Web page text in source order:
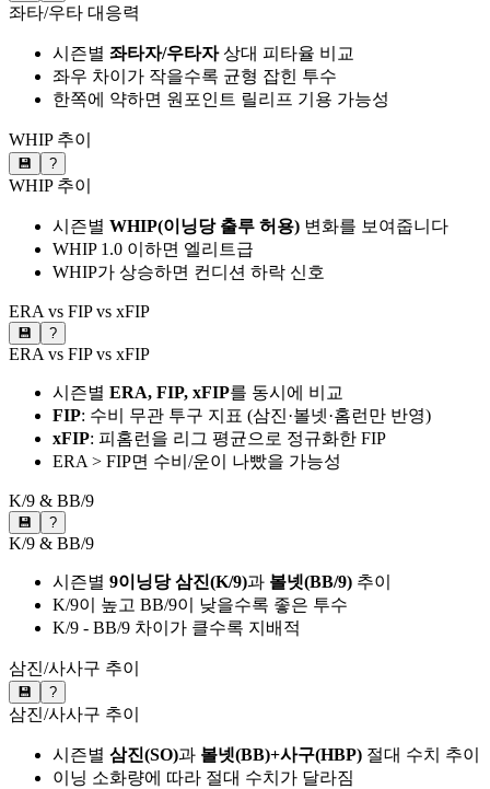
좌타/우타 대응력
시즌별 좌타자/우타자상대 피타율 비교
좌우 차이가 작을수록 균형 잡힌 투수
한쪽에 약하면 원포인트 릴리프 기용 가능성
WHIP 추이
💾 ?
WHIP 추이
시즌별 WHIP(이닝당 출루 허용) 변화를 보여줍니다
WHIP 1.0 이하면 엘리트급
WHIP가 상승하면 컨디션 하락 신호
ERA vs FIP vs xFIP
💾 ?
ERA vs FIP vs xFIP
시즌별 ERA, FIP, xFIP를 동시에 비교
FIP: 수비 무관 투구 지표 (삼진·볼넷·홈런만 반영)
xFIP: 피홈런을 리그 평균으로 정규화한 FIP
ERA > FIP면 수비/운이 나빴을 가능성
K/9 & BB/9
💾 ?
K/9 & BB/9
시즌별 9이닝당 삼진(K/9)과 볼넷(BB/9) 추이
K/9이 높고 BB/9이 낮을수록 좋은 투수
K/9 - BB/9 차이가 클수록 지배적
삼진/사사구 추이
💾 ?
삼진/사사구 추이
시즌별 삼진(SO)과 볼넷(BB)+사구(HBP) 절대 수치 추이
이닝 소화량에 따라 절대 수치가 달라짐